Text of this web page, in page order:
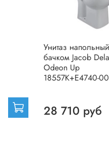
Унитаз
бачком Jacob
Odeon Up
18557K+E4740-00
28 710 руб